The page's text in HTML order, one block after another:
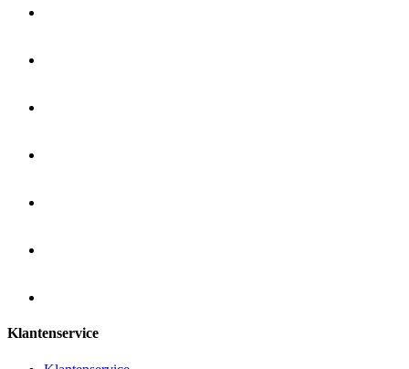
Klantenservice